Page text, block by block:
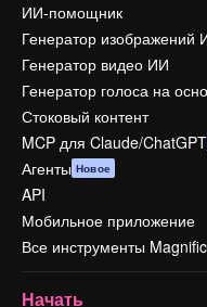
ИИ-помощник
Генератор изображений
Генератор видео ИИ
Генератор голоса на
Стоковый контент
MCP для Claude/ChatGPT
Агенты Новое
API
Мобильное приложение
Все инструменты Magnific
Начать